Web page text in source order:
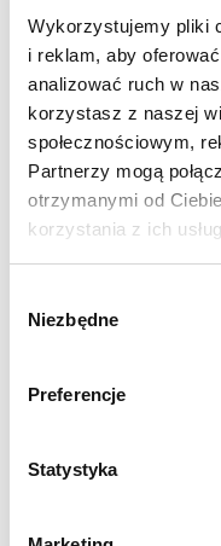
Wykorzystujemy pliki
i reklam, aby
analizować ruch w
korzystasz z naszej
społecznościowym,
Partnerzy mogą
otrzymanymi od
korzystania z ich
zgody
Niezbędne
Preferencje
Statystyka
o podwyższonej
aplikacji
w warsztatach
paliw. Specjalna
żywotność. Zbiornik
Parametry
Pojemność: 0,5 L.
BESTSELLERY